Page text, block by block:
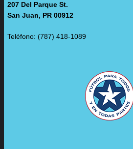
207 Del Parque St.
San Juan, PR 00912
Teléfono: (787) 418-1089